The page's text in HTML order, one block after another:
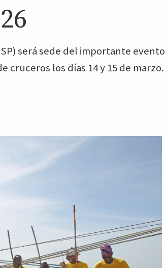
será sede del importante evento
cruceros los días 14 y 15 de marzo.